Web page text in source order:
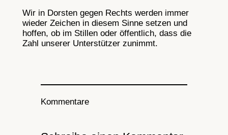
Wir in Dorsten gegen Rechts werden immer
wieder Zeichen in diesem Sinne setzen und
hoffen, ob im Stillen oder öffentlich, dass die
Zahl unserer Unterstützer zunimmt.
Kommentare